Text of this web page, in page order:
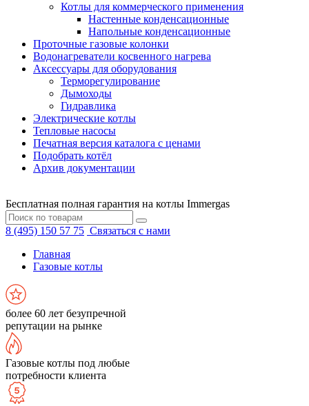
Котлы для коммерческого применения
Настенные конденсационные
Напольные конденсационные
Проточные газовые колонки
Водонагреватели косвенного нагрева
Аксессуары для оборудования
Терморегулирование
Дымоходы
Гидравлика
Электрические котлы
Тепловые насосы
Печатная версия каталога с ценами
Подобрать котёл
Архив документации
Бесплатная полная гарантия на котлы Immergas
8 (495) 150 57 75 Связаться с нами
Главная
Газовые котлы
более 60 лет безупречной
репутации на рынке
Газовые котлы под любые
потребности клиента